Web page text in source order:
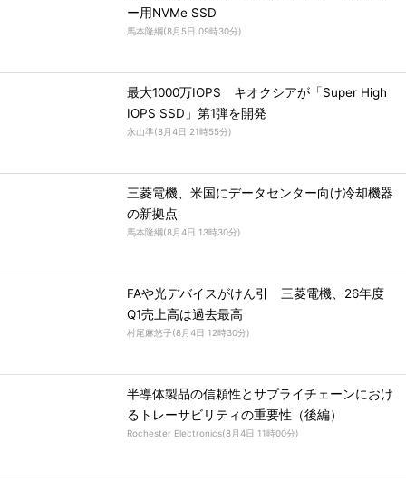
ー用NVMe SSD
馬本隆綱(8月5日 09時30分)
最大1000万IOPS キオクシアが「Super High
IOPS SSD」第1弾を開発
永山準(8月4日 21時55分)
三菱電機、米国にデータセンター向け冷却機器
の新拠点
馬本隆綱(8月4日 13時30分)
FAや光デバイスがけん引 三菱電機、26年度
Q1売上高は過去最高
村尾麻悠子(8月4日 12時30分)
半導体製品の信頼性とサプライチェーンにおけ
るトレーサビリティの重要性（後編）
Rochester Electronics(8月4日 11時00分)